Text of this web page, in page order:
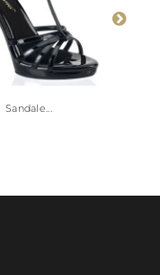
Sandale...